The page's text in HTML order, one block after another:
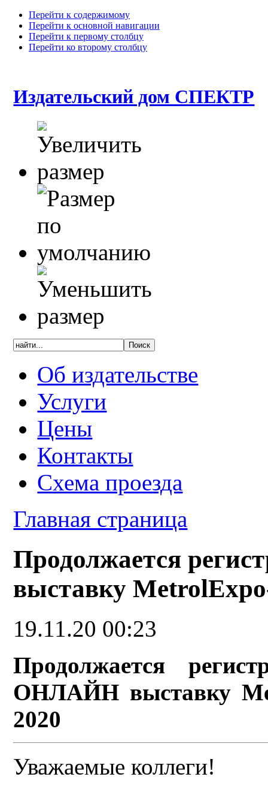
Перейти к содержимому
Перейти к основной навигации
Перейти к первому столбцу
Перейти ко второму столбцу
Издательский дом СПЕКТР
Об издательстве
Услуги
Цены
Контакты
Схема проезда
Главная страница
Продолжается
выставку
19.11.20 00:23
Продолжается
ОНЛАЙН выставку
2020
Уважаемые коллеги!